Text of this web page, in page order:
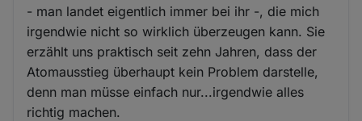
- man landet eigentlich immer bei ihr -, die mich
irgendwie nicht so wirklich überzeugen kann. Sie
erzählt uns praktisch seit zehn Jahren, dass der
Atomausstieg überhaupt kein Problem darstelle,
denn man müsse einfach nur...irgendwie alles
richtig machen.